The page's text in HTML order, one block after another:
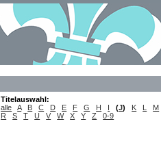
Titelauswahl:
alle
A B C D E F G H I (J) K L M
R
S T U V W X Y Z 0-9